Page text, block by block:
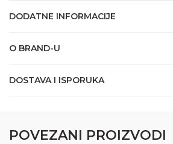
DODATNE INFORMACIJE
O BRAND-U
DOSTAVA I ISPORUKA
POVEZANI PROIZVODI